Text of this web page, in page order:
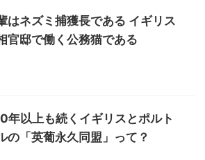
はネズミ捕獲長である イギリス
官邸で働く公務猫である
年以上も続くイギリスとポルト
の「英葡永久同盟」って？